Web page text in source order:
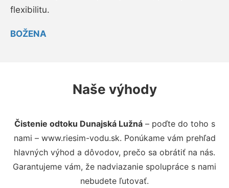
flexibilitu.
BOŽENA
Naše výhody
Čistenie odtoku Dunajská Lužná– poďte do toho s
nami – www.riesim-vodu.sk. Ponúkame vám prehľad
hlavných výhod a dôvodov, prečo sa obrátiť na nás.
Garantujeme vám, že nadviazanie spolupráce s nami
nebudete ľutovať.